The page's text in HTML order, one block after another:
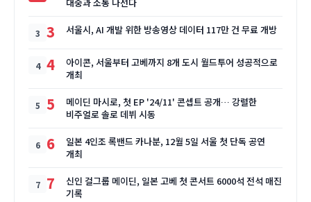
3 서울시, AI 개발 위한 방송영상 데이터 117만 건 무료 개방
4
아이콘, 서울부터 고베까지 8개 도시 월드투어 성공적으로
개최
5
메이딘 마시로, 첫 EP '24/11' 콘셉트 공개… 강렬한
비주얼로 솔로 데뷔 시동
6
일본 4인조 록밴드 카나분, 12월 5일 서울 첫 단독 공연
개최
7
신인 걸그룹 메이딘, 일본 고베 첫 콘서트 6000석 전석 매진
기록